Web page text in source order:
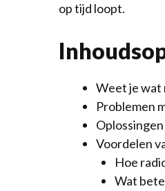
op tijd loopt.
Weet je wat
Problemen
Voordelen
Hoe
Wat